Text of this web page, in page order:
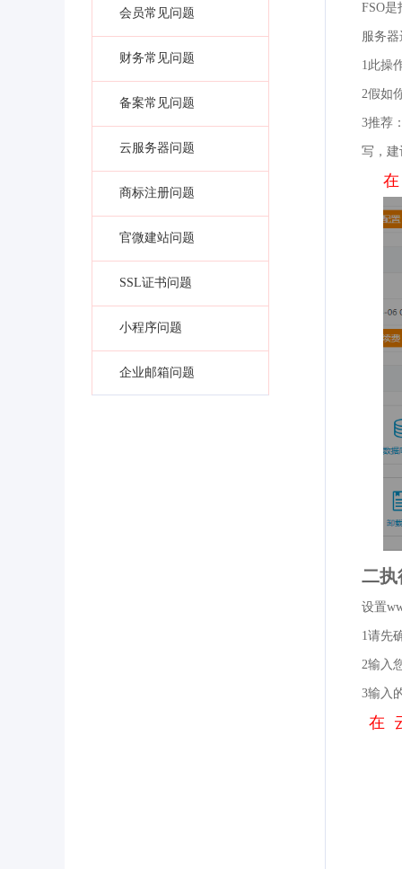
会员常见问题
财务常见问题
备案常见问题
云服务器问题
商标注册问题
官微建站问题
SSL证书问题
小程序问题
企业邮箱问题
FSO是
服务
1此操
2假如
3推荐
写，
二
设置
1请先
2输入
3输入
在